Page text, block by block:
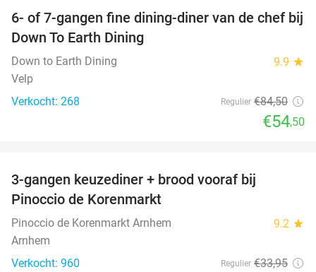
36%
6- of 7-gangen fine dining-diner van de chef bij
Down To Earth Dining
Down to Earth Dining 9.9 star
Velp
Verkocht: 268
Regulier €84,50
€54,50
3-gangen keuzediner + brood vooraf bij
Pinoccio de Korenmarkt
Pinoccio de Korenmarkt Arnhem 9.2 star
Arnhem
Verkocht: 960
Regulier €33,95